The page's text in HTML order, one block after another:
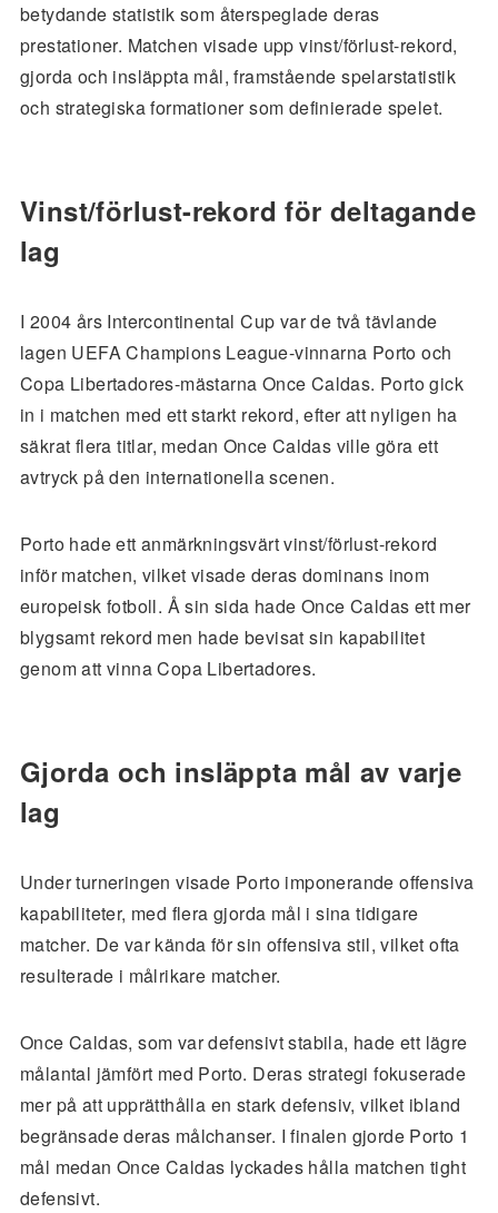
betydande statistik som återspeglade deras
prestationer. Matchen visade upp vinst/förlust-rekord,
gjorda och insläppta mål, framstående spelarstatistik
och strategiska formationer som definierade spelet.
Vinst/förlust-rekord för deltagande
lag
I 2004 års Intercontinental Cup var de två tävlande
lagen UEFA Champions League-vinnarna Porto och
Copa Libertadores-mästarna Once Caldas. Porto gick
in i matchen med ett starkt rekord, efter att nyligen ha
säkrat flera titlar, medan Once Caldas ville göra ett
avtryck på den internationella scenen.
Porto hade ett anmärkningsvärt vinst/förlust-rekord
inför matchen, vilket visade deras dominans inom
europeisk fotboll. Å sin sida hade Once Caldas ett mer
blygsamt rekord men hade bevisat sin kapabilitet
genom att vinna Copa Libertadores.
Gjorda och insläppta mål av varje
lag
Under turneringen visade Porto imponerande offensiva
kapabiliteter, med flera gjorda mål i sina tidigare
matcher. De var kända för sin offensiva stil, vilket ofta
resulterade i målrikare matcher.
Once Caldas, som var defensivt stabila, hade ett lägre
målantal jämfört med Porto. Deras strategi fokuserade
mer på att upprätthålla en stark defensiv, vilket ibland
begränsade deras målchanser. I finalen gjorde Porto 1
mål medan Once Caldas lyckades hålla matchen tight
defensivt.